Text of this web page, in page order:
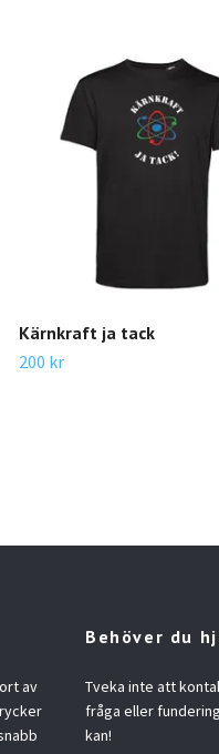
Kärnkraft ja tack
200 kr
av
Behöver du
Tveka inte att
fråga eller
kan!